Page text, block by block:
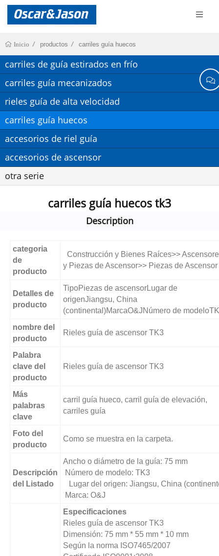
Inicio productos carriles guía huecos
carriles de guía estirados en frío
carriles guía mecanizados
rieles guía de alta velocidad
carriles guía huecos
accesorios de riel guía
accesorios de ascensor
otra serie
carriles guía huecos tk3
Description
categoria
de
producto
Construcción y Bienes Raíces>>
y Piezas de Ascensor>> Piezas de Ascensor
Detalles de
producto
TipoPiezas de ascensorLugar de
origenJiangsu, China
(continental)MarcaO&JNúmero de
nombre del
producto
Rieles guía de ascensor TK3
Palabra
clave del
producto
Rieles guía de ascensor TK3
Más
palabras
clave
carril guía hueco, carril guía de elevación,
carriles guía
Foto del
producto
Como se muestra en la carpeta.
Descripción
del Listado
Ancho o diámetro de la guía: 75 mm
Número de modelo: TK3
Lugar del origen: Jiangsu, China
Marca: O&J
Especificaciones
Rieles guía de ascensor TK3
Dimensión: 75 mm * 55 mm * 10 mm
Según la norma ISO7465/2007